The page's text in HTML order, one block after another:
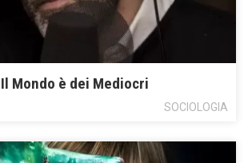
Mondo è dei Mediocri
SOCIOLOGIA